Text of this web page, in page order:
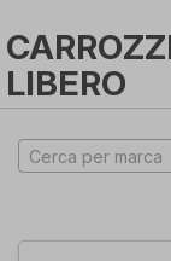
LIBERO
Cerca per marca